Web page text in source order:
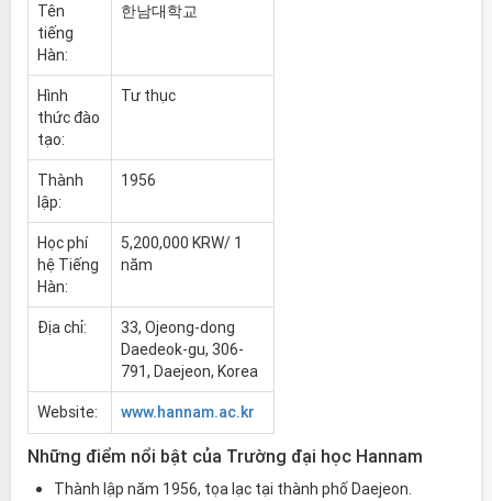
Tên
tiếng
Hàn:
한남대학교
Hình
thức đào
tạo:
Tư thục
Thành
lập:
1956
Học phí
hệ Tiếng
Hàn:
5,200,000 KRW/ 1
năm
Địa chỉ:
33, Ojeong-dong
Daedeok-gu, 306-
791, Daejeon, Korea
Website: www.hannam.ac.kr
Những điểm nổi bật của Trường đại học Hannam
Thành lập năm 1956, tọa lạc tại thành phố Daejeon.